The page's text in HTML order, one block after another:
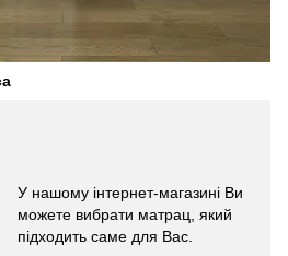
У нашому інтернет-магазині Ви
можете вибрати матрац, який
підходить саме для Вас.